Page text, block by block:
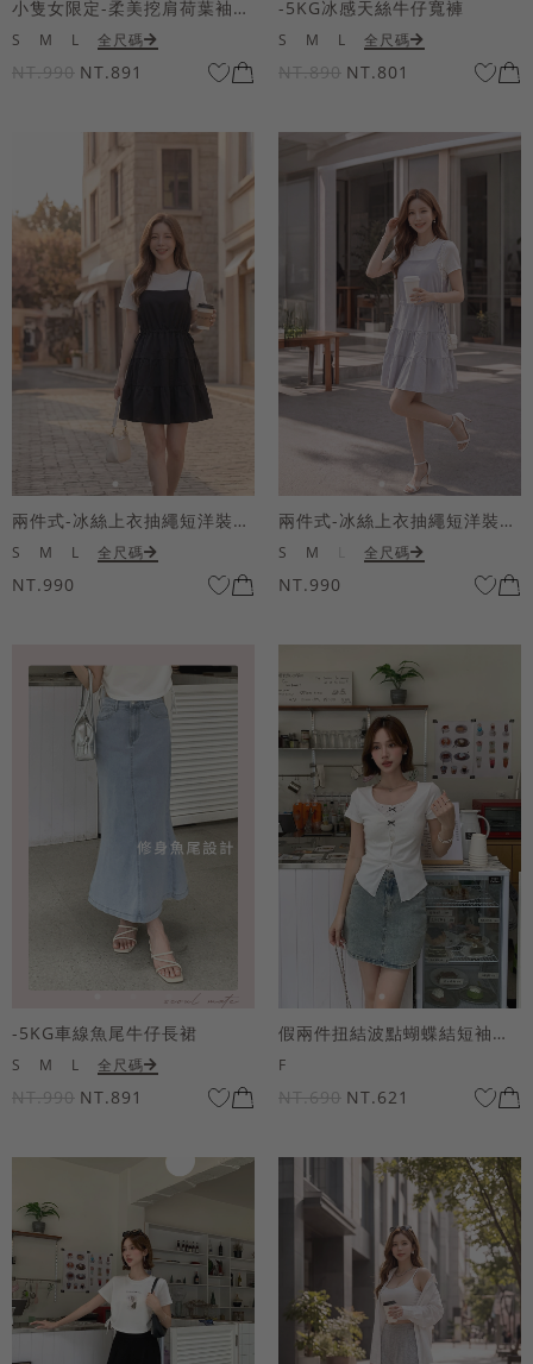
小隻女限定-柔美挖肩荷葉袖魚尾長洋裝
S M L 全尺碼
NT.990 NT.891
-5KG冰感天絲牛仔寬褲
S M L 全尺碼
NT.890 NT.801
兩件式-冰絲上衣抽繩短洋裝套組
S M L 全尺碼
NT.990
兩件式-冰絲上衣抽繩短洋裝套組
S M 全尺碼
NT.990
-5KG車線魚尾牛仔長裙
S M L 全尺碼
NT.990 NT.891
假兩件扭結波點蝴蝶結短袖上衣
F
NT.690 NT.621